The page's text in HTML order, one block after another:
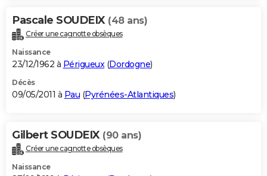
Pascale SOUDEIX (48 ans)
Créer une cagnotte obsèques
Naissance
23/12/1962 à Périgueux(Dordogne)
Décès
09/05/2011 à Pau (Pyrénées-Atlantiques)
Gilbert SOUDEIX (90 ans)
Créer une cagnotte obsèques
Naissance